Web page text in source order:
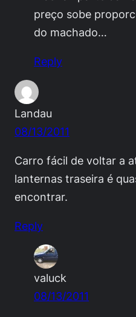
preço sobe
do machado…
Reply
Landau
08/13/2011
Carro fácil de voltar a
lanternas traseira é
encontrar.
Reply
valuck
08/13/2011